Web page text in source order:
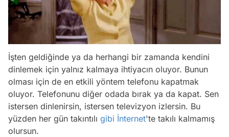
İşten geldiğinde ya da herhangi bir zamanda kendini
dinlemek için yalnız kalmaya ihtiyacın oluyor. Bunun
olması için de en etkili yöntem telefonu kapatmak
oluyor. Telefonunu diğer odada bırak ya da kapat. Sen
istersen dinlenirsin, istersen televizyon izlersin. Bu
yüzden her gün takıntılı gibi İnternet'te takılı kalmamış
olursun.